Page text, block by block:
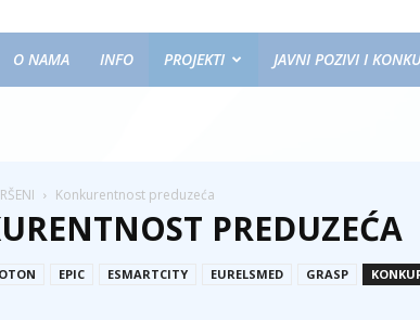
O NAMA INFO PROJEKTI JAVNI POZIVI I
Konkurentnost preduzeća
PREDUZEĆA
EPIC ESMARTCITY EURELSMED GRASP